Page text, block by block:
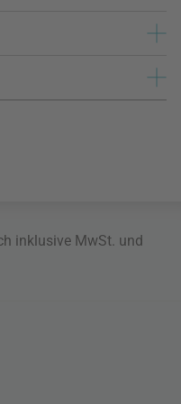
inklusive MwSt. und